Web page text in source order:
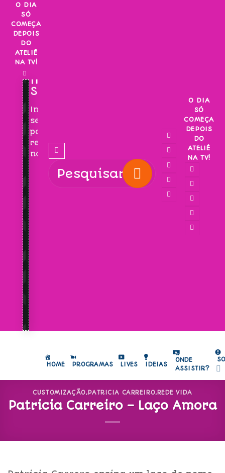
Skip
content
O DIA
SÓ
COMEÇA
DEPOIS
DO
ATELIÊ
NA TV!
INSCREVA-
SE!
Inscreva-
se
para
receber
novidades!
O DIA
SÓ
COMEÇA
DEPOIS
DO
ATELIÊ
NA TV!
HOME PROGRAMAS LIVES IDEIAS
ONDE
ASSISTIR?
CUSTOMIZAÇÃO, PATRICIA CARREIRO,REDE VIDA
Patricia Carreiro – Laço Amora